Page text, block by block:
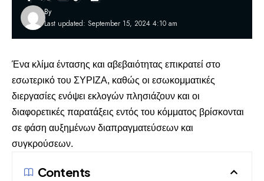
Last updated: September 15, 2024 4:10 am
By
Ένα κλίμα έντασης και αβεβαιότητας επικρατεί στο
εσωτερικό του ΣΥΡΙΖΑ, καθώς οι εσωκομματικές
διεργασίες ενόψει εκλογών πλησιάζουν και οι
διαφορετικές παρατάξεις εντός του κόμματος βρίσκονται
σε φάση αυξημένων διαπραγματεύσεων και
συγκρούσεων.
Contents